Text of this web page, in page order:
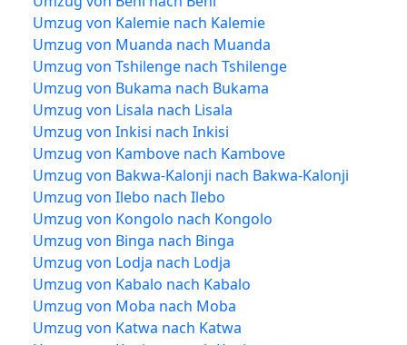
Umzug von Kalemie nach Kalemie
Umzug von Muanda nach Muanda
Umzug von Tshilenge nach Tshilenge
Umzug von Bukama nach Bukama
Umzug von Lisala nach Lisala
Umzug von Inkisi nach Inkisi
Umzug von Kambove nach Kambove
Umzug von Bakwa-Kalonji nach Bakwa-Kalonji
Umzug von Ilebo nach Ilebo
Umzug von Kongolo nach Kongolo
Umzug von Binga nach Binga
Umzug von Lodja nach Lodja
Umzug von Kabalo nach Kabalo
Umzug von Moba nach Moba
Umzug von Katwa nach Katwa